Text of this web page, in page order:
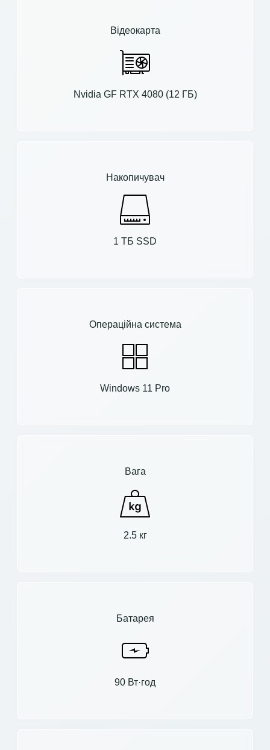
Відеокарта
Nvidia GF RTX 4080 (12 ГБ)
Накопичувач
1 ТБ SSD
Операційна система
Windows 11 Pro
Вага
2.5 кг
Батарея
90 Вт·год